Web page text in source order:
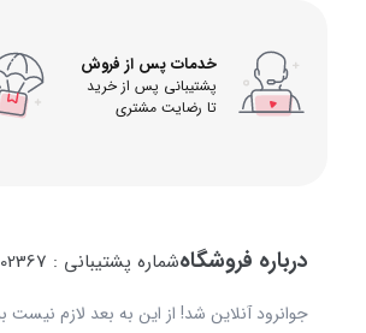
خدمات پس از فروش
پشتیبانی پس از خرید
تا رضایت مشتری
درباره فروشگاهشماره پشتیبانی : 09999902367
جوانرود آنلاین شد! از این به بعد لازم نیست